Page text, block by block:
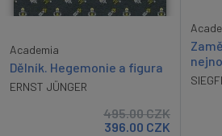
Academia
Dělník. Hegemonie a figura
ERNST JÜNGER
495.00CZK
396.00 CZK